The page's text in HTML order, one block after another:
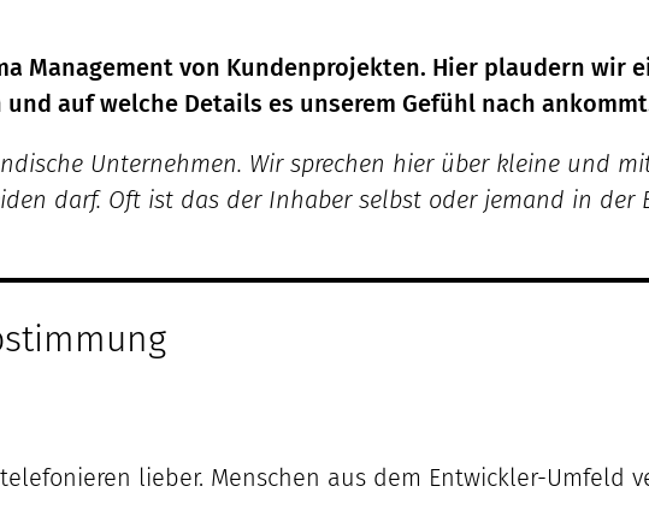
Management von Kundenprojekten. Hier plaudern wir
auf welche Details es unserem Gefühl nach
Unternehmen. Wir sprechen hier über kleine und
darf. Oft ist das der Inhaber selbst oder jemand in der
lieber. Menschen aus dem Entwickler-Umfeld